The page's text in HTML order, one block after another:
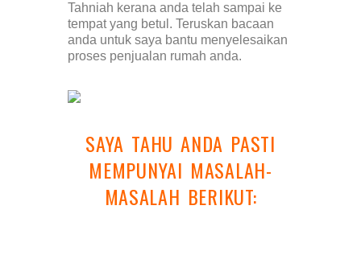
Tahniah kerana anda telah sampai ke
tempat yang betul. Teruskan bacaan
anda untuk saya bantu menyelesaikan
proses penjualan rumah anda.
SAYA TAHU ANDA PASTI
MEMPUNYAI MASALAH-
MASALAH BERIKUT: